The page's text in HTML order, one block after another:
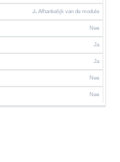
⚠️ Afhankelijk van de module
Nee
Ja
Ja
Nee
Nee